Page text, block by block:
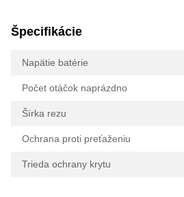
Špecifikácie
Napätie batérie
Počet otáčok naprázdno
Šírka rezu
Ochrana proti preťaženiu
Trieda ochrany krytu